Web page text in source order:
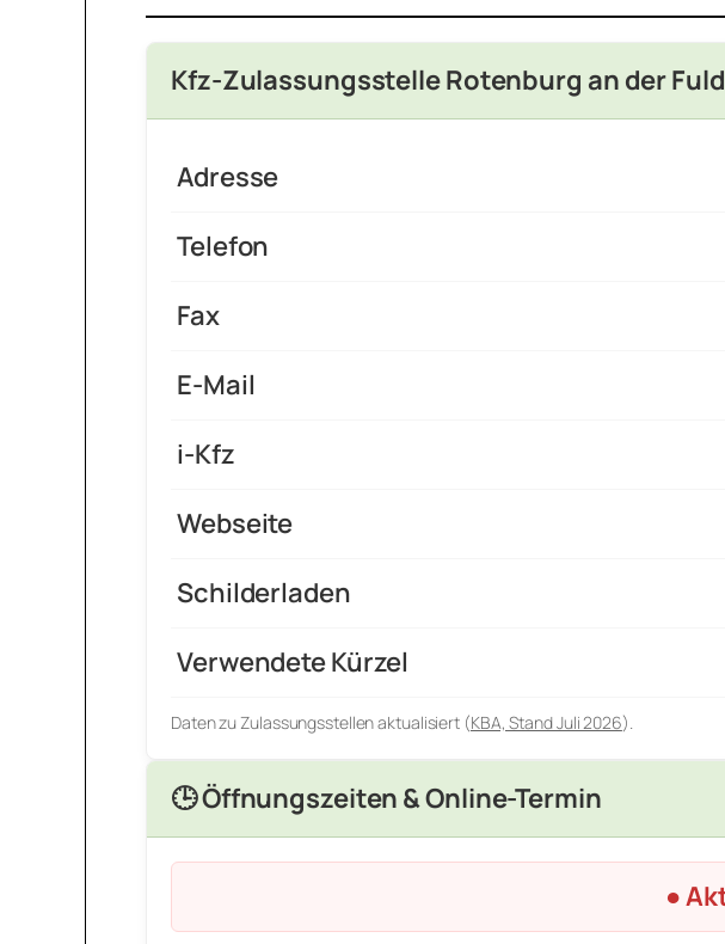
Kfz-Zulassungsstelle Rotenburg an der
Adresse
Telefon
Fax
E-Mail
i-Kfz
Webseite
Schilderladen
Verwendete Kürzel
Daten zu Zulassungsstellen aktualisiert (KBA, Stand Juli 2026).
🕒 Öffnungszeiten & Online-Termin
●